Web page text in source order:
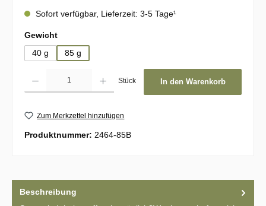
Sofort verfügbar, Lieferzeit: 3-5 Tage¹
Gewichtauswählen
40 g 85 g
Stück In den Warenkorb
Zum Merkzettel hinzufügen
Produktnummer: 2464-85B
Beschreibung